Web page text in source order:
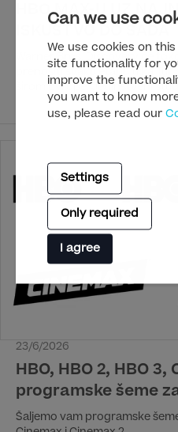
Can we use
We use cookies on
site functionality for
improve the
you want to know
use, please read our
Settings
Only required
I agree
HBO MAX-U UZ
Warner Bros. Discovery će
prenositi svaku etapu trka Tur
širom Evrope. Jedinstveni
donosi gledaocima potpuno
najpoznatije biciklističke trke
interaktivnije prenose.
23/6/2026
HBO, HBO 2, HBO
programske šeme
Šaljemo vam programske šeme